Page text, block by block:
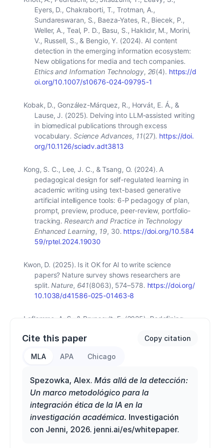
Cite this paper Copy citation
MLA APA Chicago
Spezowka, Alex. Más allá de la detección:
Un marco metodológico para la
integración ética de la IA en la
investigación académica. Investigación
con Jenni, 2026. jenni.ai/es/whitepaper.